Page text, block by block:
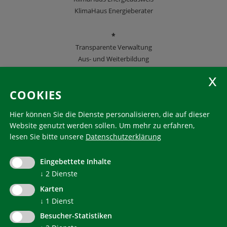
KlimaHaus Energieberater
*
Transparente Verwaltung
Aus- und Weiterbildung
KlimaHaus ist eine eingetragene Marke. Die Nutzung muss
communication@klimahausagentur.it
© 2022 Agentur für Energie Südtirol - KlimaHaus
COOKIES
Hier können Sie die Dienste personalisieren, die auf dieser
Website genutzt werden sollen. Um mehr zu erfahren,
lesen Sie bitte unsere Datenschutzerklärung
Eingebettete Inhalte
↓ 2 Dienste
Karten
↓ 1 Dienst
Besucher-Statistiken